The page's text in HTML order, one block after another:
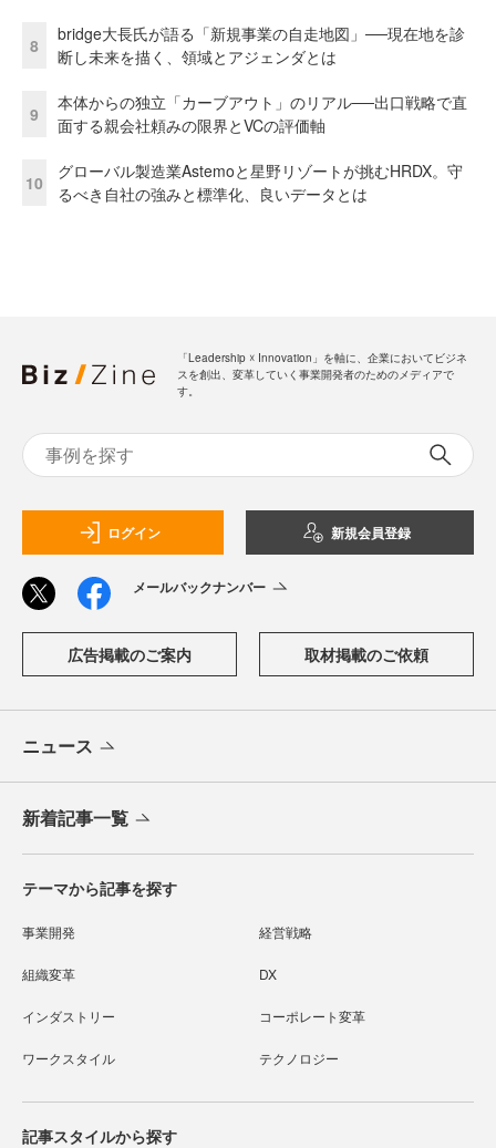
8
bridge大長氏が語る「新規事業の自走地図」──現在地を診
断し未来を描く、領域とアジェンダとは
9
本体からの独立「カーブアウト」のリアル──出口戦略で直
面する親会社頼みの限界とVCの評価軸
10
グローバル製造業Astemoと星野リゾートが挑むHRDX。守
るべき自社の強みと標準化、良いデータとは
「Leadership ☓ Innovation」を軸に、企業においてビジネ
スを創出、変革していく事業開発者のためのメディアで
す。
ログイン 新規会員登録
メールバックナンバー
広告掲載のご案内 取材掲載のご依頼
ニュース
新着記事一覧
テーマから記事を探す
事業開発 経営戦略
組織変革 DX
インダストリー コーポレート変革
ワークスタイル テクノロジー
記事スタイルから探す